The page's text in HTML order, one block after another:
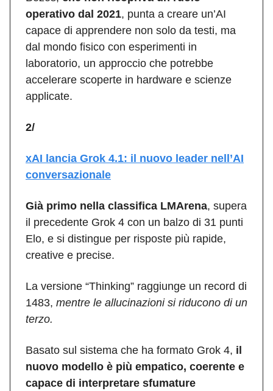
operativo dal 2021, punta a creare un’AI
capace di apprendere non solo da testi, ma
dal mondo fisico con esperimenti in
laboratorio, un approccio che potrebbe
accelerare scoperte in hardware e scienze
applicate.
2/
xAI lancia Grok 4.1: il nuovo leader nell’AI
conversazionale
Già primo nella classifica LMArena, supera
il precedente Grok 4 con un balzo di 31 punti
Elo, e si distingue per risposte più rapide,
creative e precise.
La versione “Thinking” raggiunge un record di
1483, mentre le allucinazioni si riducono di un
terzo.
Basato sul sistema che ha formato Grok 4, il
nuovo modello è più empatico, coerente e
capace di interpretare sfumature